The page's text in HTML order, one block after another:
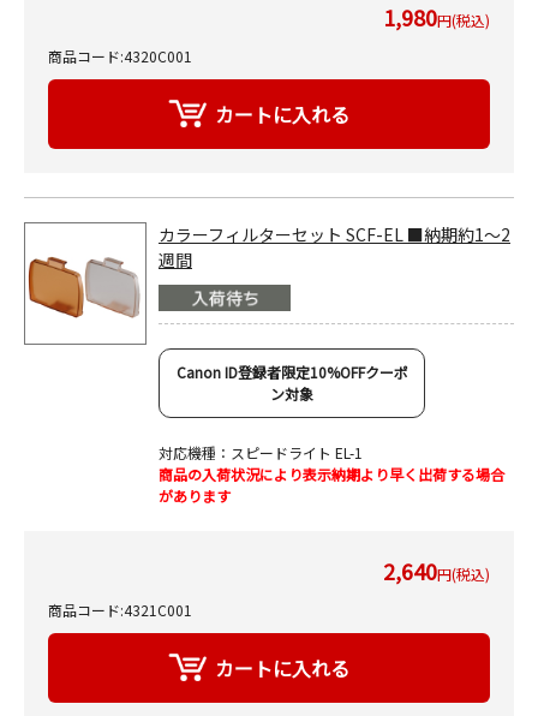
1,980円(税込)
商品コード:4320C001
カラーフィルターセット SCF-EL ■納期約1～2
週間
Canon ID登録者限定10%OFFクーポ
ン対象
対応機種：スピードライト EL-1
商品の入荷状況により表示納期より早く出荷する場合
があります
2,640円(税込)
商品コード:4321C001